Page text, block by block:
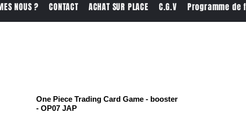
NOUS ? CONTACT ACHAT SUR PLACE C.G.V Programme de
One Piece Trading Card Game - booster
- OP07 JAP